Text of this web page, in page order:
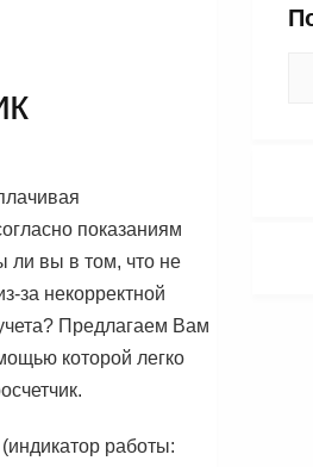
показаниям
ли вы в том, что не
за некорректной
Предлагаем Вам
которой легко
работы: